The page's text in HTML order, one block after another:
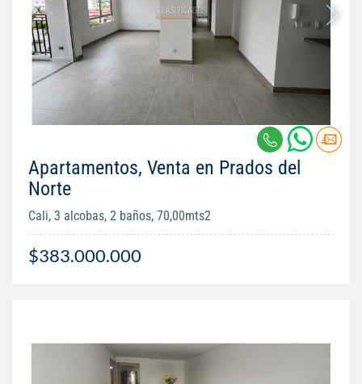
Apartamentos, Venta en Prados del
Norte
Cali, 3 alcobas, 2 baños, 70,00mts2
$383.000.000